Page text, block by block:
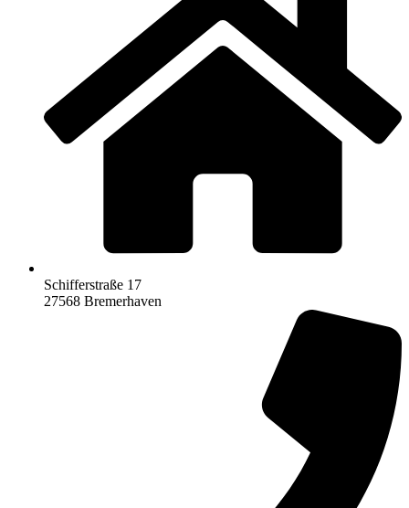
Schifferstraße 17
27568 Bremerhaven